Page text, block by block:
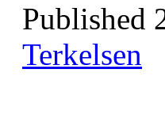
Published
Terkelsen